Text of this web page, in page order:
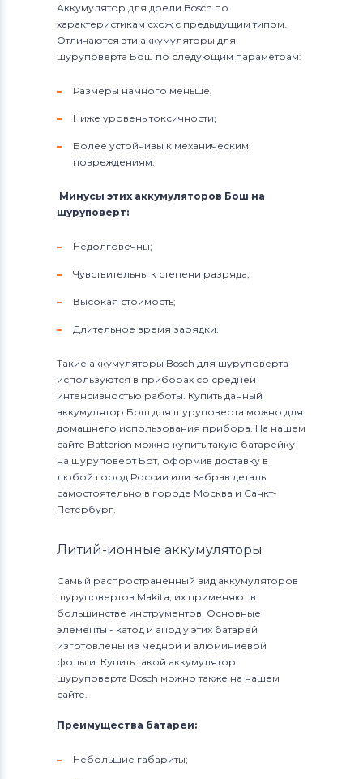
Аккумулятор для дрели Bosch по
характеристикам схож с предыдущим типом.
Отличаются эти аккумуляторы для
шуруповерта Бош по следующим параметрам:
Размеры намного меньше;
Ниже уровень токсичности;
Более устойчивы к механическим
повреждениям.
Минусы этих аккумуляторов Бош на
шуруповерт:
Недолговечны;
Чувствительны к степени разряда;
Высокая стоимость;
Длительное время зарядки.
Такие аккумуляторы Bosch для шуруповерта
используются в приборах со средней
интенсивностью работы. Купить данный
аккумулятор Бош для шуруповерта можно для
домашнего использования прибора. На нашем
сайте Batterion можно купить такую батарейку
на шуруповерт Бот, оформив доставку в
любой город России или забрав деталь
самостоятельно в городе Москва и Санкт-
Петербург.
Литий-ионные аккумуляторы
Самый распространенный вид аккумуляторов
шуруповертов Makita, их применяют в
большинстве инструментов. Основные
элементы - катод и анод у этих батарей
изготовлены из медной и алюминиевой
фольги. Купить такой аккумулятор
шуруповерта Bosch можно также на нашем
сайте.
Преимущества батареи:
Небольшие габариты;